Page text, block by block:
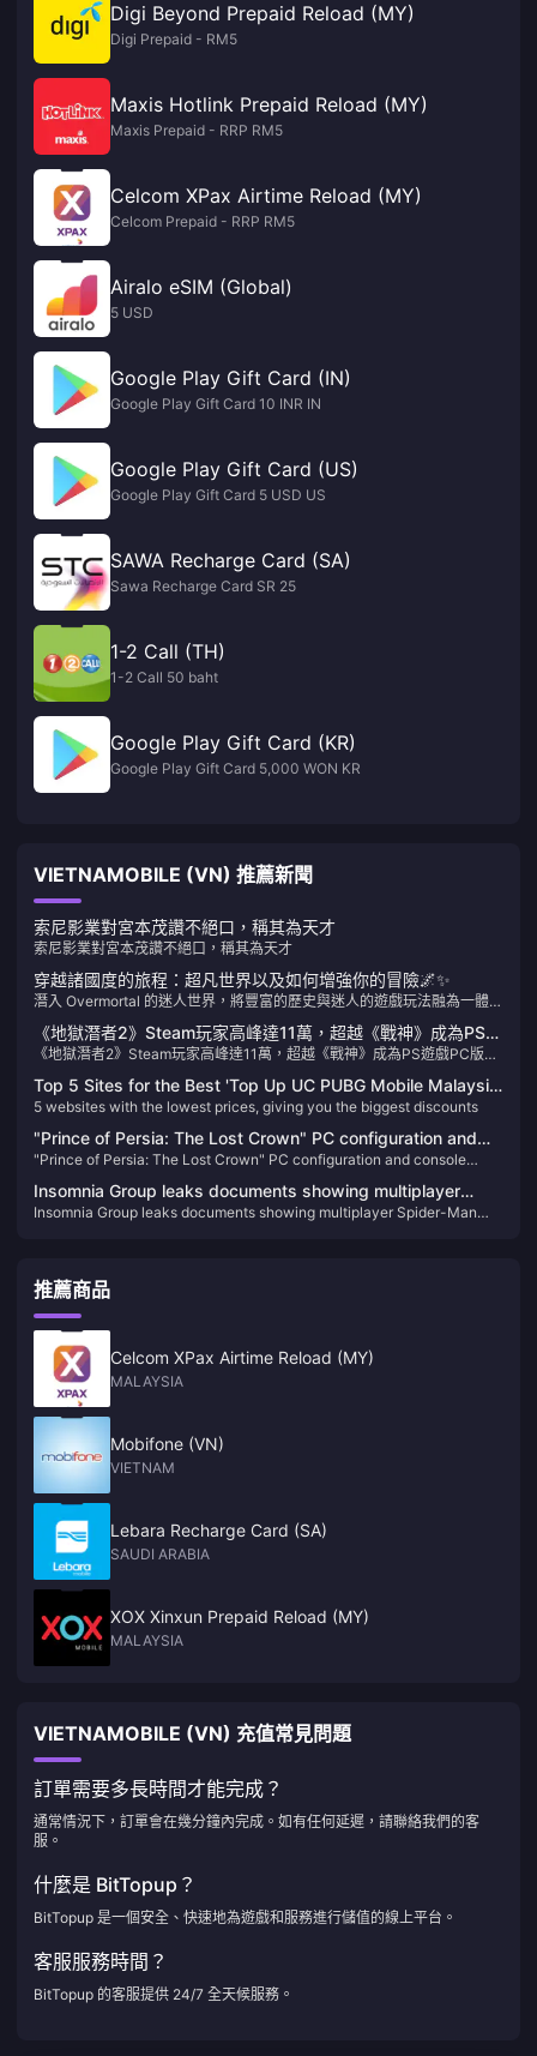
Digi Beyond Prepaid Reload (MY)
Digi Prepaid - RM5
Maxis Hotlink Prepaid Reload (MY)
Maxis Prepaid - RRP RM5
Celcom XPax Airtime Reload (MY)
Celcom Prepaid - RRP RM5
Airalo eSIM (Global)
5 USD
Google Play Gift Card (IN)
Google Play Gift Card 10 INR IN
Google Play Gift Card (US)
Google Play Gift Card 5 USD US
SAWA Recharge Card (SA)
Sawa Recharge Card SR 25
1-2 Call (TH)
1-2 Call 50 baht
Google Play Gift Card (KR)
Google Play Gift Card 5,000 WON KR
VIETNAMOBILE (VN) 推薦新聞
索尼影業對宮本茂讚不絕口，稱其為天才
索尼影業對宮本茂讚不絕口，稱其為天才
穿越諸國度的旅程：超凡世界以及如何增強你的冒險🌌✨
潛入 Overmortal 的迷人世界，將豐富的歷史與迷人的遊戲玩法融為一體。
了解如何透過輕鬆充值 Overmortal-Voucher 來增強您的遊戲體驗。
《地獄潛者2》Steam玩家高峰達11萬，超越《戰神》成為PS遊
戲PC版最熱作品
《地獄潛者2》Steam玩家高峰達11萬，超越《戰神》成為PS遊戲PC版最
Top 5 Sites for the Best 'Top Up UC PUBG Mobile Malaysia'
Deals – Unbeatable Prices and Exclusive Discounts!
5 websites with the lowest prices, giving you the biggest discounts
"Prince of Persia: The Lost Crown" PC configuration and
console performance announced
"Prince of Persia: The Lost Crown" PC configuration and console
Insomnia Group leaks documents showing multiplayer
Spider-Man project information
Insomnia Group leaks documents showing multiplayer Spider-Man
推薦商品
Celcom XPax Airtime Reload (MY)
MALAYSIA
Mobifone (VN)
VIETNAM
Lebara Recharge Card (SA)
SAUDI ARABIA
XOX Xinxun Prepaid Reload (MY)
MALAYSIA
VIETNAMOBILE (VN) 充值常見問題
訂單需要多長時間才能完成？
通常情況下，訂單會在幾分鐘內完成。如有任何延遲，請聯絡我們的客
服。
什麼是 BitTopup？
BitTopup 是一個安全、快速地為遊戲和服務進行儲值的線上平台。
客服服務時間？
BitTopup 的客服提供 24/7 全天候服務。